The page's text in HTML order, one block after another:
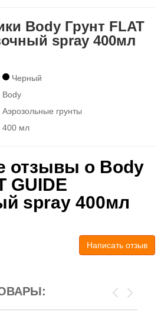
Body Грунт FLAT
spray 400мл
Черный
Body
Аэрозольные грунты
400 мл
отзывы о Body
GUIDE
spray 400мл
Написать отзыв